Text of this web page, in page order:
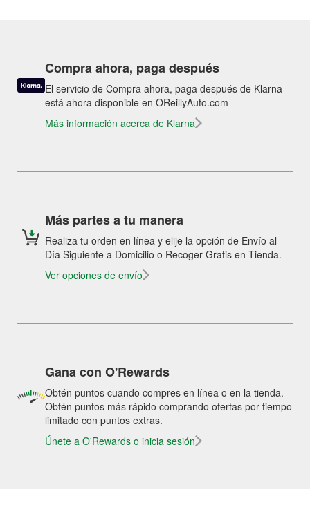
Compra ahora, paga después
El servicio de Compra ahora, paga después de Klarna
está ahora disponible en OReillyAuto.com
Más información acerca de Klarna
Más partes a tu manera
Realiza tu orden en línea y elije la opción de Envío al
Día Siguiente a Domicilio o Recoger Gratis en Tienda.
Ver opciones de envío
Gana con O'Rewards
Obtén puntos cuando compres en línea o en la tienda.
Obtén puntos más rápido comprando ofertas por tiempo
limitado con puntos extras.
Únete a O'Rewards o inicia sesión